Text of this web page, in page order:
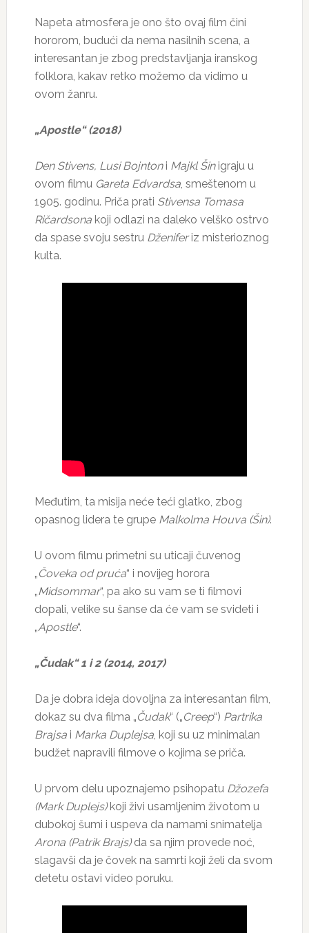
Napeta atmosfera je ono što ovaj film čini
hororom, budući da nema nasilnih scena, a
interesantan je zbog predstavljanja iranskog
folklora, kakav retko možemo da vidimo u
ovom žanru.
„Apostle“ (2018)
Den Stivens, Lusi Bojnton i Majkl Šinigraju u
ovom filmu Gareta Edvardsa, smeštenom u
1905. godinu. Priča prati Stivensa Tomasa
Ričardsonakoji odlazi na daleko velško ostrvo
da spase svoju sestru Dženiferiz misterioznog
kulta.
Međutim, ta misija neće teći glatko, zbog
opasnog lidera te grupe Malkolma Houva (Šin).
U ovom filmu primetni su uticaji čuvenog
„Čoveka od pruća“ i novijeg horora
„Midsommar“, pa ako su vam se ti filmovi
dopali, velike su šanse da će vam se svideti i
„Apostle“.
„Čudak“ 1 i 2 (2014, 2017)
Da je dobra ideja dovoljna za interesantan film,
dokaz su dva filma „Čudak“ („Creep“) Partrika
Brajsai Marka Duplejsa, koji su uz minimalan
budžet napravili filmove o kojima se priča.
U prvom delu upoznajemo psihopatu Džozefa
(Mark Duplejs)koji živi usamljenim životom u
dubokoj šumi i uspeva da namami snimatelja
Arona (Patrik Brajs)da sa njim provede noć,
slagavši da je čovek na samrti koji želi da svom
detetu ostavi video poruku.